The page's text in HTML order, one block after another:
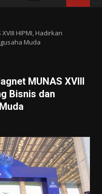
XVIII HIPMI, Hadirkan
Muda
MUNAS XVIII
Bisnis dan